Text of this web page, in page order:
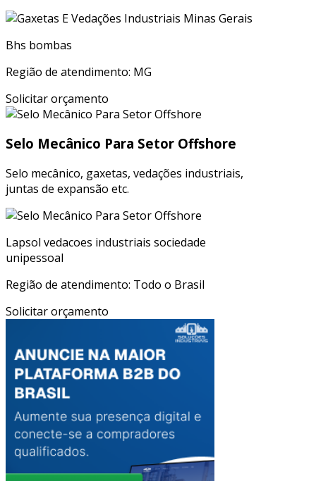
Bhs bombas
Região de atendimento: MG
Solicitar orçamento
Selo Mecânico Para Setor Offshore
Selo mecânico, gaxetas, vedações industriais,
juntas de expansão etc.
Lapsol vedacoes industriais sociedade
unipessoal
Região de atendimento: Todo o Brasil
Solicitar orçamento